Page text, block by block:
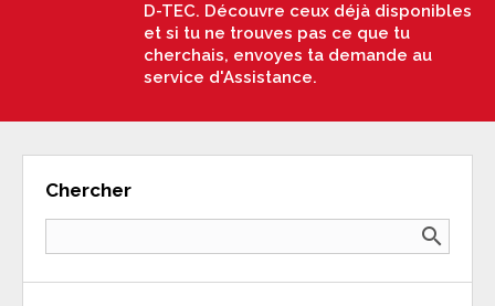
D-TEC. Découvre ceux déjà disponibles
et si tu ne trouves pas ce que tu
cherchais, envoyes ta demande au
service d'Assistance.
Chercher
search